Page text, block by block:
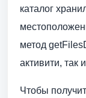
каталог
метод
активити, так
Чтобы